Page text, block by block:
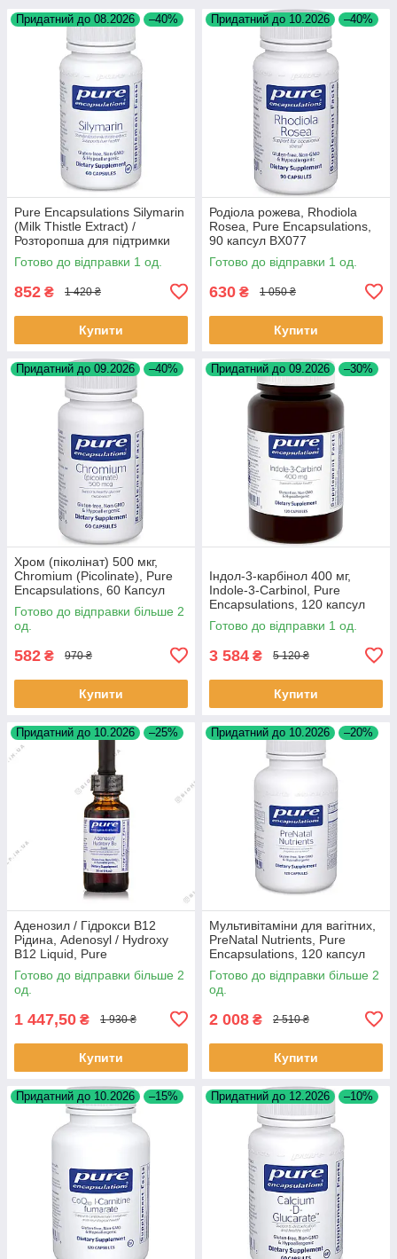
Придатний до 08.2026 –40%
Pure Encapsulations Silymarin
(Milk Thistle Extract) /
Розторопша для підтримки
печінки 60 капсул BX074
Готово до відправки 1 од.
852 ₴ 1 420 ₴
Купити
Придатний до 10.2026 –40%
Родіола рожева, Rhodiola
Rosea, Pure Encapsulations,
90 капсул BX077
Готово до відправки 1 од.
630 ₴ 1 050 ₴
Купити
Придатний до 09.2026 –40%
Хром (піколінат) 500 мкг,
Chromium (Picolinate), Pure
Encapsulations, 60 Капсул
BX198
Готово до відправки більше 2
од.
582 ₴ 970 ₴
Купити
Придатний до 09.2026 –30%
Індол-3-карбінол 400 мг,
Indole-3-Carbinol, Pure
Encapsulations, 120 капсул
BX004
Готово до відправки 1 од.
3 584 ₴ 5 120 ₴
Купити
Придатний до 10.2026 –25%
Аденозил / Гідрокси B12
Рідина, Adenosyl / Hydroxy
B12 Liquid, Pure
Encapsulations, 1 мл Оз (30
мл) BX110
Готово до відправки більше 2
од.
1 447,50 ₴ 1 930 ₴
Купити
Придатний до 10.2026 –20%
Мультивітаміни для вагітних,
PreNatal Nutrients, Pure
Encapsulations, 120 капсул
BX767
Готово до відправки більше 2
од.
2 008 ₴ 2 510 ₴
Купити
Придатний до 10.2026 –15% Придатний до 12.2026 –10%